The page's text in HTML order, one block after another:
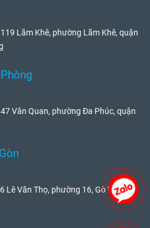
Lãm Khê, phường Lãm Khê, quận
Vân Quan, phường Đa Phúc, quận
Lê Văn Thọ, phường 16, Gò Vấp,